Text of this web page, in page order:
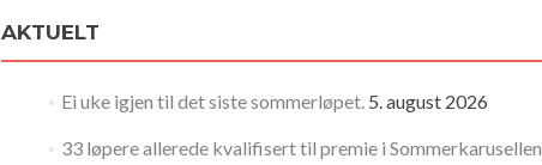
AKTUELT
Ei uke igjen til det siste sommerløpet. 5. august 2026
33 løpere allerede kvalifisert til premie i Sommerkarusellen